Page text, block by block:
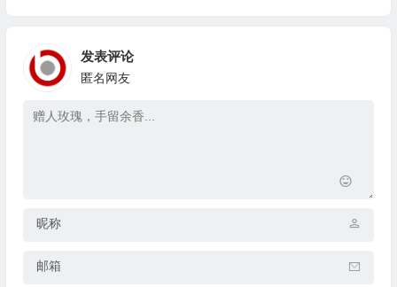
发表评论
匿名网友
昵称
邮箱